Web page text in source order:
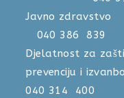
Javno
040 386 839
Djelatnost za
prevenciju i
040 314 400